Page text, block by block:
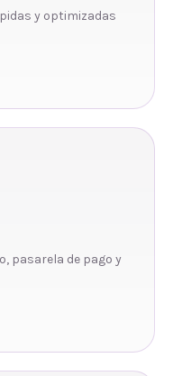
y optimizadas
pasarela de pago y